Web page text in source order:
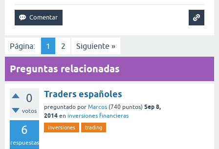
Página: 1 2 Siguiente »
Preguntas relacionadas
0
votos
6
respuestas
Traders españoles
preguntado por Marcos (740 puntos) Sep 8,
2014 en inversiones financieras
inversiones trading